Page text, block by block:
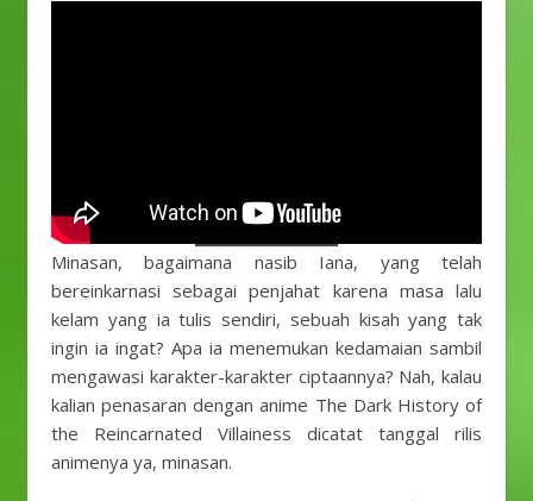
Minasan, bagaimana nasib Iana, yang telah
bereinkarnasi sebagai penjahat karena masa lalu
kelam yang ia tulis sendiri, sebuah kisah yang tak
ingin ia ingat? Apa ia menemukan kedamaian sambil
mengawasi karakter-karakter ciptaannya? Nah, kalau
kalian penasaran dengan anime The Dark History of
the Reincarnated Villainess dicatat tanggal rilis
animenya ya, minasan.